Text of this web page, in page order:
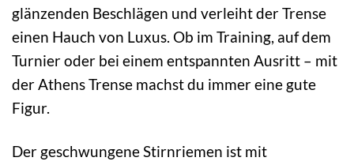
glänzenden Beschlägen und verleiht der Trense
einen Hauch von Luxus. Ob im Training, auf dem
Turnier oder bei einem entspannten Ausritt – mit
der Athens Trense machst du immer eine gute
Figur.
Der geschwungene Stirnriemen ist mit